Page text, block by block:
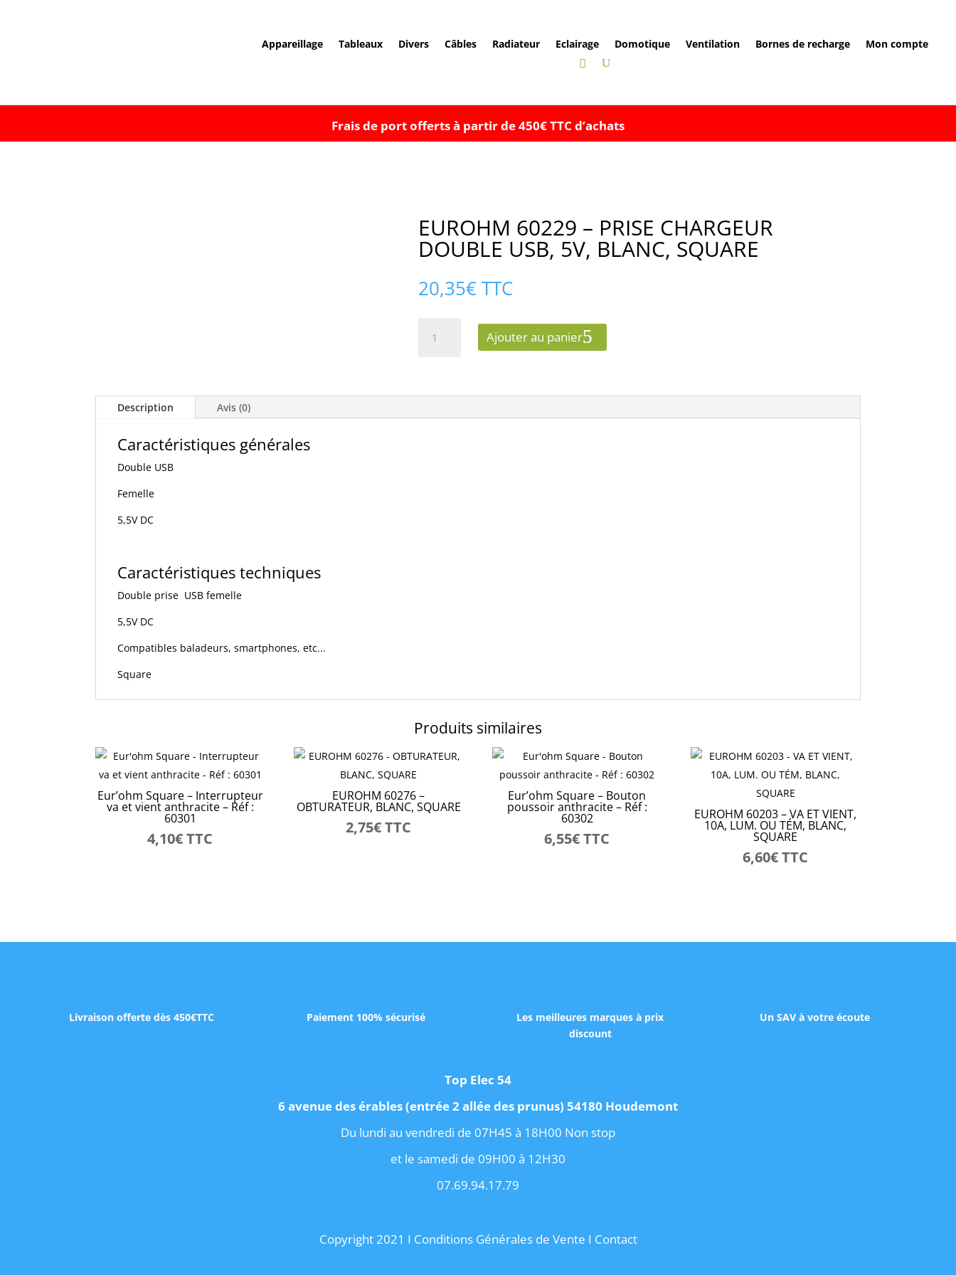
Appareillage Tableaux Divers Câbles Radiateur Eclairage Domotique Ventilation Bornes de recharge Mon compte
Frais de port offerts à partir de 450€ TTC d’achats
EUROHM 60229 – PRISE CHARGEUR
DOUBLE USB, 5V, BLANC, SQUARE
20,35€TTC
Ajouter au panier
Description Avis (0)
Caractéristiques générales
Double USB
Femelle
5,5V DC
Caractéristiques techniques
Double prise USB femelle
5,5V DC
Compatibles baladeurs, smartphones, etc...
Square
Produits similaires
Eur’ohm Square – Interrupteur
va et vient anthracite – Réf :
60301
4,10€ TTC
EUROHM 60276 –
OBTURATEUR, BLANC, SQUARE
2,75€ TTC
Eur’ohm Square – Bouton
poussoir anthracite – Réf :
60302
6,55€ TTC
EUROHM 60203 – VA ET VIENT,
10A, LUM. OU TÉM, BLANC,
SQUARE
6,60€ TTC
Livraison offerte dès 450€TTC Paiement 100% sécurisé
Les meilleures marques à prix
discount
Un SAV à votre écoute
Top Elec 54
6 avenue des érables (entrée 2 allée des prunus) 54180 Houdemont
Du lundi au vendredi de 07H45 à 18H00 Non stop
et le samedi de 09H00 à 12H30
07.69.94.17.79
Copyright 2021 I Conditions Générales de Vente I Contact